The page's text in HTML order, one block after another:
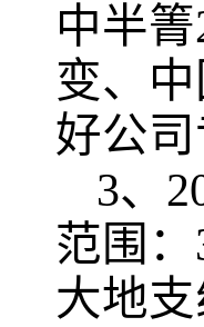
中半
变、
好公司
3、
范围
大地